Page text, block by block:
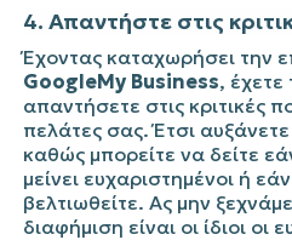
4. Απαντήστε στις
Έχοντας καταχωρήσει την
GoogleMy Business, έχετε
απαντήσετε στις κριτικές
πελάτες σας. Έτσι
καθώς μπορείτε να δείτε
μείνει ευχαριστημένοι ή
βελτιωθείτε. Ας μην
διαφήμιση είναι οι ίδιοι οι